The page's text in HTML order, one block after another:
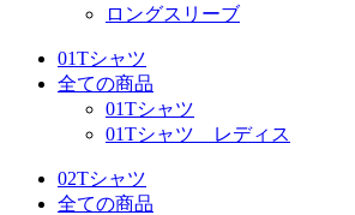
ロングスリーブ
01Tシャツ
全ての商品
01Tシャツ
01Tシャツ レディス
02Tシャツ
全ての商品